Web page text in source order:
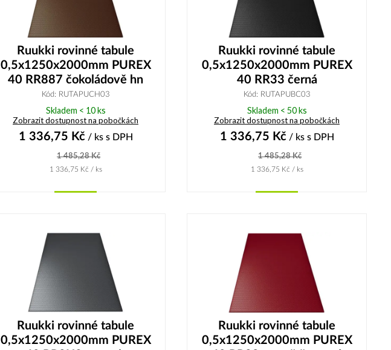
Ruukki rovinné tabule
0,5x1250x2000mm PUREX
40 RR887 čokoládově hn
Kód: RUTAPUCH03
Skladem < 10 ks
Zobrazit dostupnost na pobočkách
1 336,75 Kč/ ks s DPH
1 485,28Kč
1 336,75 Kč / ks
Ruukki rovinné tabule
0,5x1250x2000mm PUREX
40 RR33 černá
Kód: RUTAPUBC03
Skladem < 50 ks
Zobrazit dostupnost na pobočkách
1 336,75 Kč/ ks s DPH
1 485,28Kč
1 336,75 Kč / ks
Ruukki rovinné tabule
0,5x1250x2000mm PUREX
Ruukki rovinné tabule
0,5x1250x2000mm PUREX